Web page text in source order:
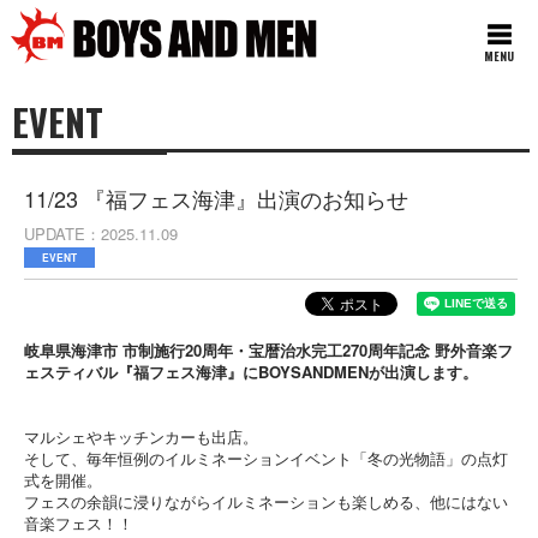
MENU
EVENT
11/23 『福フェス海津』出演のお知らせ
UPDATE 2025.11.09
EVENT
岐阜県海津市 市制施行20周年・宝暦治水完工270周年記念 野外音楽フ
ェスティバル『福フェス海津』にBOYSANDMENが出演します。
マルシェやキッチンカーも出店。
そして、毎年恒例のイルミネーションイベント「冬の光物語」の点灯
式を開催。
フェスの余韻に浸りながらイルミネーションも楽しめる、他にはない
音楽フェス！！